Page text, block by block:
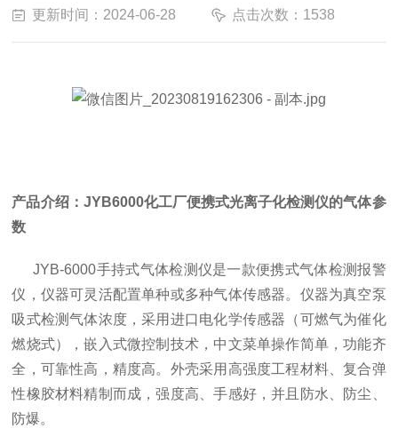
更新时间：2024-06-28 点击次数：1538
产品介绍：JYB6000化工厂便携式光离子化检测仪的气体参
数
JYB-6000手持式气体检测仪是一款便携式气体检测报警
仪，仪器可灵活配置单种或多种气体传感器。仪器为真空泵
吸式检测气体浓度，采用进口电化学传感器（可燃气为催化
燃烧式），嵌入式微控制技术，中文菜单操作简单，功能齐
全，可靠性高，精度高。外壳采用高强度工程材料、复合弹
性橡胶材料精制而成，强度高、手感好，并且防水、防尘、
防爆。